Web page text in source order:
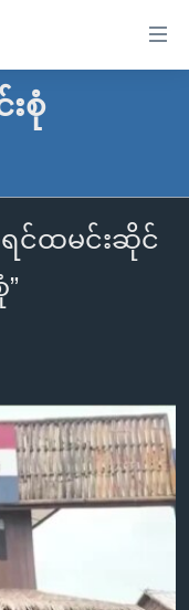
းစုံ
င်ထမင်းဆိုင်
available